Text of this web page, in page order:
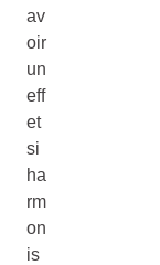
av
oir
un
eff
et
si
ha
rm
on
is